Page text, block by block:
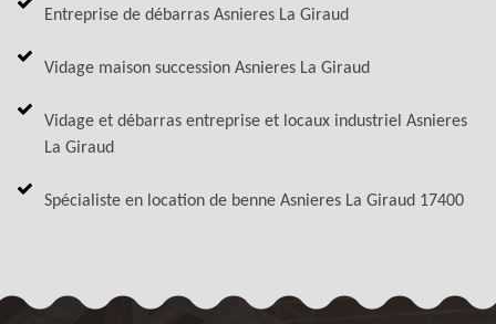
Entreprise de débarras Asnieres La Giraud
Vidage maison succession Asnieres La Giraud
Vidage et débarras entreprise et locaux industriel Asnieres
La Giraud
Spécialiste en location de benne Asnieres La Giraud 17400